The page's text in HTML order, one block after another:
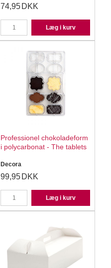
74,95 DKK
Læg i kurv
Professionel chokoladeform
i polycarbonat - The tablets
Decora
99,95 DKK
Læg i kurv